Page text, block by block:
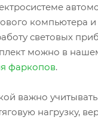
компьютера и
световых
можно в
фаркопов.
важно
нагрузку,